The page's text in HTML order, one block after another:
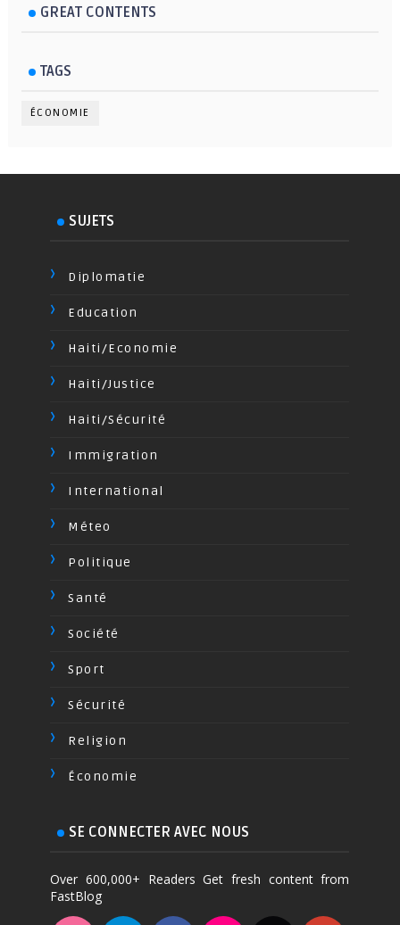
GREAT CONTENTS
TAGS
ÉCONOMIE
SUJETS
Diplomatie
Education
Haiti/Economie
Haiti/Justice
Haiti/Sécurité
Immigration
International
Méteo
Politique
Santé
Société
Sport
Sécurité
Religion
Économie
SE CONNECTER AVEC NOUS
Over 600,000+ Readers Get fresh content from
FastBlog